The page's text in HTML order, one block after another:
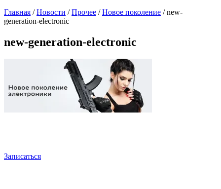
Главная /Новости /Прочее /Новое поколение /new-
generation-electronic
new-generation-electronic
Записаться